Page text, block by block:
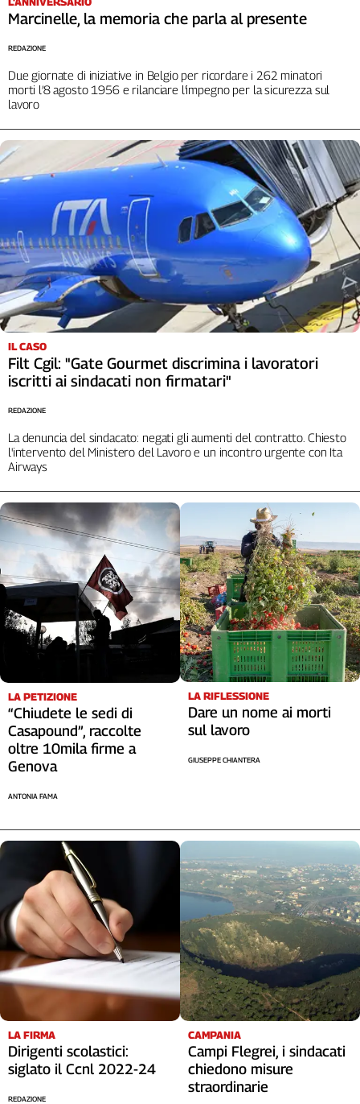
Girasoli
Il
Economica
Tech
Easy
InFlai
Le
trasmissioni
tv
Work
Progress
L'Italia
Lavoro
Territori
Abruzzo-
Molise
Alto
Adige
Basilicata
Calabria
Campania
Emilia-
Romagna
Friuli
Giulia
Lazio
Liguria
Lombardia
Marche
Sardegna
Toscana
Trentino
Umbria
Valle
D'Aosta
Veneto
Archivio
Storico
1955-
2014
Marcinelle, la memoria che parla al presente
Due giornate di iniziative in Belgio per ricordare i 262 minatori
morti l’8 agosto 1956 e rilanciare l’impegno per la sicurezza sul
lavoro
REDAZIONE
IL CASO
Filt Cgil: "Gate Gourmet discrimina i lavoratori
iscritti ai sindacati non firmatari"
La denuncia del sindacato: negati gli aumenti del contratto. Chiesto
l'intervento del Ministero del Lavoro e un incontro urgente con Ita
Airways
REDAZIONE
LA PETIZIONE
“Chiudete le sedi di
Casapound”, raccolte
oltre 10mila firme a
Genova
ANTONIA FAMA
LA RIFLESSIONE
Dare un nome ai morti
sul lavoro
GIUSEPPE CHIANTERA
LA FIRMA
Dirigenti scolastici:
siglato il Ccnl 2022-24
REDAZIONE
CAMPANIA
Campi Flegrei, i sindacati
chiedono misure
straordinarie